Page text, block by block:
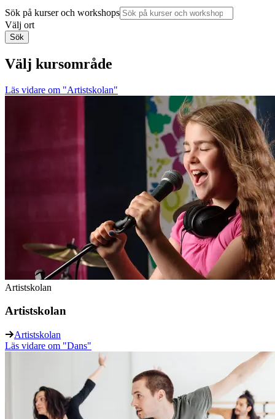
Sök på kurser och workshops
Välj ort
Sök
Välj kursområde
Läs vidare om "Artistskolan"
Artistskolan
Artistskolan
Artistskolan
Läs vidare om "Dans"